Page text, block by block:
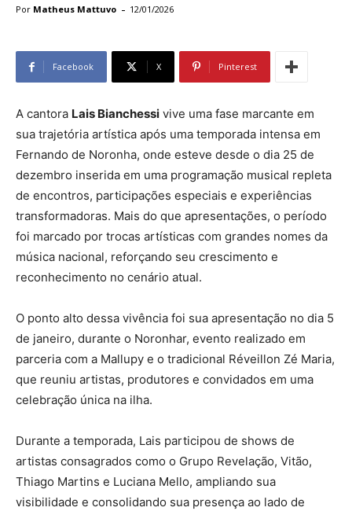
Por Matheus Mattuvo - 12/01/2026
Facebook X Pinterest
A cantora Lais Bianchessi vive uma fase marcante em
sua trajetória artística após uma temporada intensa em
Fernando de Noronha, onde esteve desde o dia 25 de
dezembro inserida em uma programação musical repleta
de encontros, participações especiais e experiências
transformadoras. Mais do que apresentações, o período
foi marcado por trocas artísticas com grandes nomes da
música nacional, reforçando seu crescimento e
reconhecimento no cenário atual.
O ponto alto dessa vivência foi sua apresentação no dia 5
de janeiro, durante o Noronhar, evento realizado em
parceria com a Mallupy e o tradicional Réveillon Zé Maria,
que reuniu artistas, produtores e convidados em uma
celebração única na ilha.
Durante a temporada, Lais participou de shows de
artistas consagrados como o Grupo Revelação, Vitão,
Thiago Martins e Luciana Mello, ampliando sua
visibilidade e consolidando sua presença ao lado de